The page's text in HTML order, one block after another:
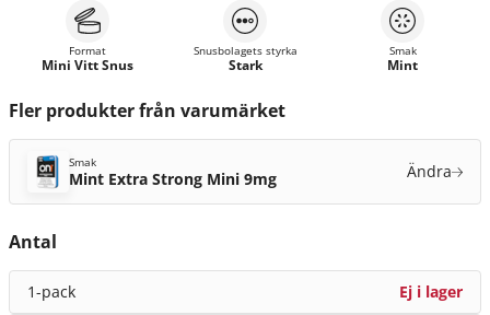
Format
Mini Vitt Snus
Snusbolagets styrka
Stark
Smak
Mint
Fler produkter från varumärket
Smak
Mint Extra Strong Mini 9mg Ändra
Antal
1-pack Ej i lager